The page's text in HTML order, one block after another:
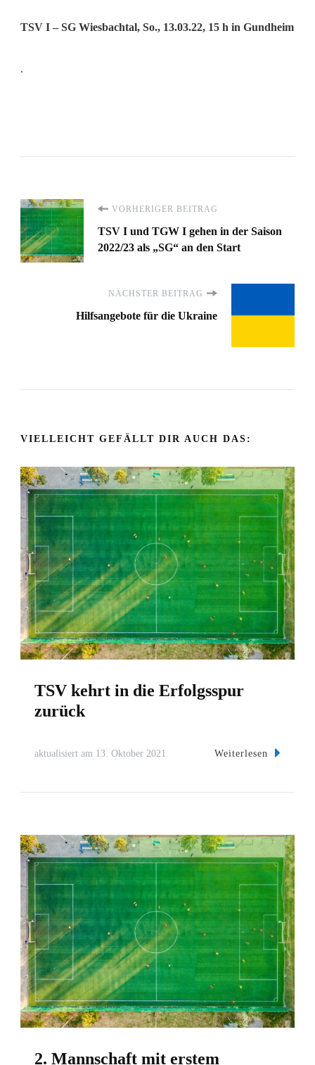
TSV I – SG Wiesbachtal, So., 13.03.22, 15 h in Gundheim
.
Beitragsnavigation
VORHERIGER BEITRAG
TSV I und TGW I gehen in der Saison
2022/23 als „SG“ an den Start
NÄCHSTER BEITRAG
Hilfsangebote für die Ukraine
VIELLEICHT GEFÄLLT DIR AUCH DAS:
TSV kehrt in die Erfolgsspur
zurück
aktualisiert am 13. Oktober 2021 Weiterlesen
2. Mannschaft mit erstem